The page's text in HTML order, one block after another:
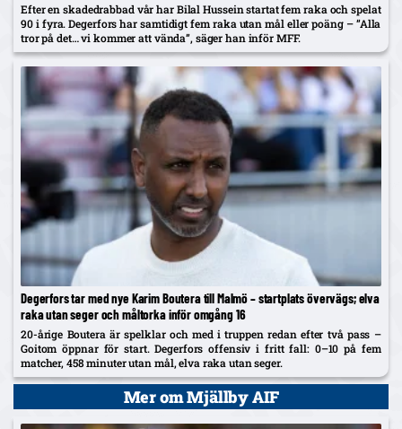
Efter en skadedrabbad vår har Bilal Hussein startat fem raka och spelat
90 i fyra. Degerfors har samtidigt fem raka utan mål eller poäng – ”Alla
tror på det… vi kommer att vända”, säger han inför MFF.
Degerfors tar med nye Karim Boutera till Malmö – startplats övervägs; elva
raka utan seger och måltorka inför omgång 16
20-årige Boutera är spelklar och med i truppen redan efter två pass –
Goitom öppnar för start. Degerfors offensiv i fritt fall: 0–10 på fem
matcher, 458 minuter utan mål, elva raka utan seger.
Mer om Mjällby AIF